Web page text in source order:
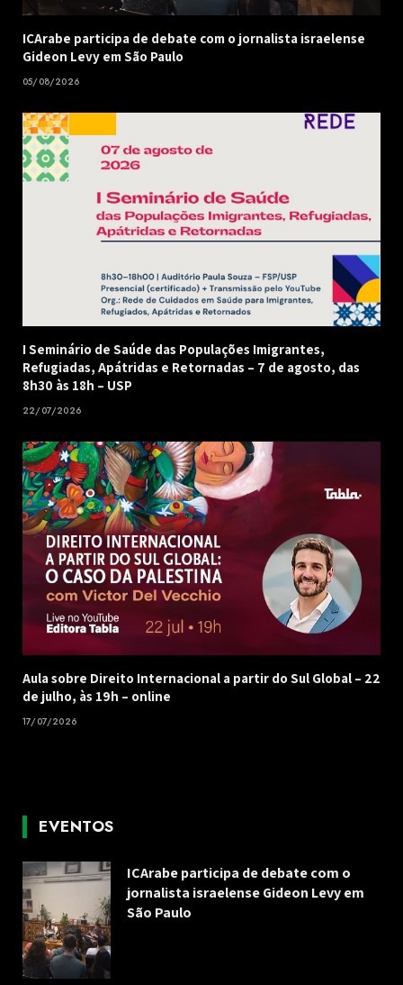
ICArabe participa de debate com o jornalista israelense
Gideon Levy em São Paulo
05/08/2026
I Seminário de Saúde das Populações Imigrantes,
Refugiadas, Apátridas e Retornadas – 7 de agosto, das
8h30 às 18h – USP
22/07/2026
Aula sobre Direito Internacional a partir do Sul Global – 22
de julho, às 19h – online
17/07/2026
EVENTOS
ICArabe participa de debate com o
jornalista israelense Gideon Levy em
São Paulo